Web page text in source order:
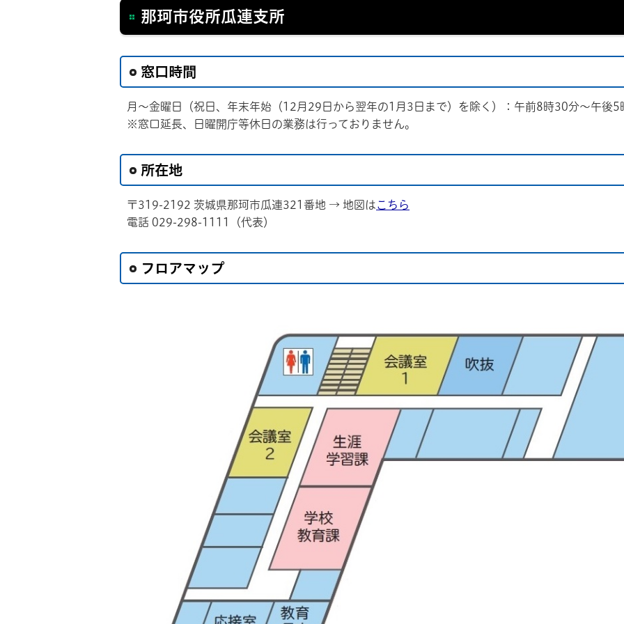
那珂市役所瓜連支所
窓口時間
月～金曜日（祝日、年末年始（12月29日から翌年の1月3日まで）を除く）：午前8時30分～午後5
※窓口延長、日曜開庁等休日の業務は行っておりません。
所在地
〒319-2192 茨城県那珂市瓜連321番地 → 地図はこちら
電話 029-298-1111（代表）
フロアマップ